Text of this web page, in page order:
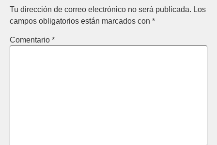
Tu dirección de correo electrónico no será publicada. Los
campos obligatorios están marcados con *
Comentario *